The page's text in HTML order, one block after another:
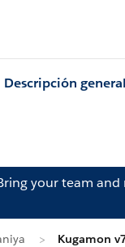
Descripción general
your team
Kugamon